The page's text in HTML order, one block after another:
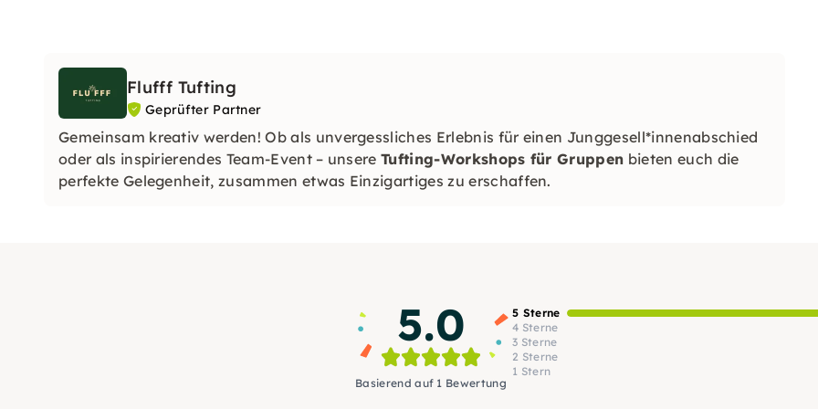
Flufff Tufting
Geprüfter Partner
Gemeinsam kreativ werden! Ob als unvergessliches Erlebnis für einen Junggesell*innenabschied
oder als inspirierendes Team-Event – unsereTufting-Workshops für Gruppen bieten euch die
perfekte Gelegenheit, zusammen etwas Einzigartiges zu erschaffen.
5.0
Basierend auf 1 Bewertung
5 Sterne
4 Sterne
3 Sterne
2 Sterne
1 Stern